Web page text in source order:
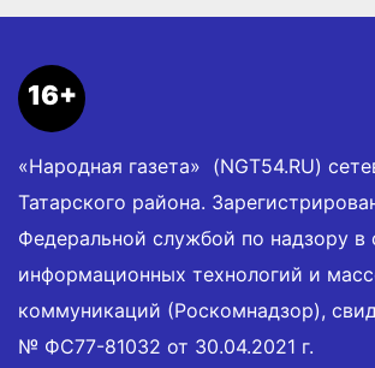
16+
«Народная газета» (NGT54.RU)
Татарского района.
Федеральной службой по надзору в
информационных технологий и
коммуникаций (Роскомнадзор),
№ ФС77-81032 от 30.04.2021 г.